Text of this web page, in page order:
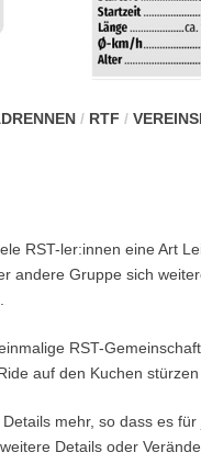
/ RTF /
RST-ler:innen eine Art
andere Gruppe sich
RST-
auf den Kuchen
mehr, so dass es
Details oder